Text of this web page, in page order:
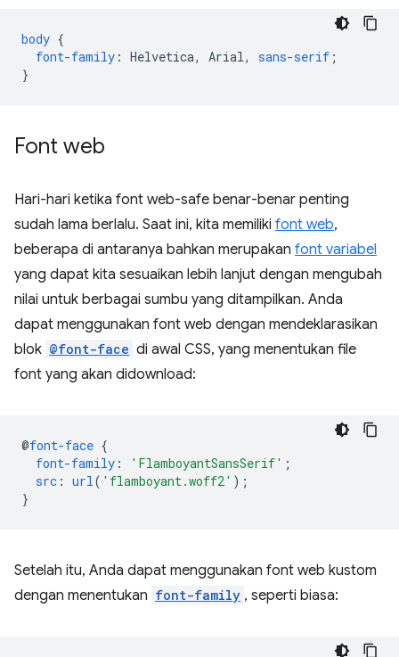
body {
font-family : Helvetica, Arial, sans-serif ;
}
Font web
Hari-hari ketika font web-safe benar-benar penting
sudah lama berlalu. Saat ini, kita memiliki font web,
beberapa di antaranya bahkan merupakan font variabel
yang dapat kita sesuaikan lebih lanjut dengan mengubah
nilai untuk berbagai sumbu yang ditampilkan. Anda
dapat menggunakan font web dengan mendeklarasikan
blok @font-face di awal CSS, yang menentukan file
font yang akan didownload:
@font-face {
font-family : 'FlamboyantSansSerif' ;
src : url( 'flamboyant.woff2' );
}
Setelah itu, Anda dapat menggunakan font web kustom
dengan menentukan font-family , seperti biasa: